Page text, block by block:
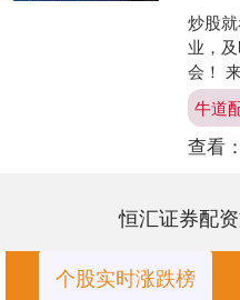
炒股
业，
会！
读，
赐....
牛道
查看：
恒汇证券配
个股实时涨跌榜